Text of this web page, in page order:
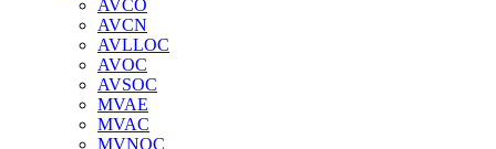
AVCO
AVCN
AVLLOC
AVOC
AVSOC
MVAE
MVAC
MVNOC